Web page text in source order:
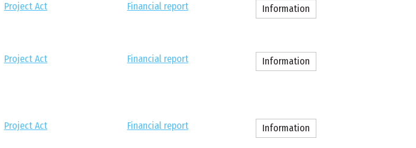
Project Act Financial report Information
Project Act Financial report Information
Project Act Financial report Information